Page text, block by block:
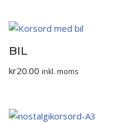
BIL
kr20.00 inkl. moms